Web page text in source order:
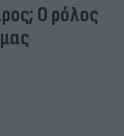
Ο ρόλος